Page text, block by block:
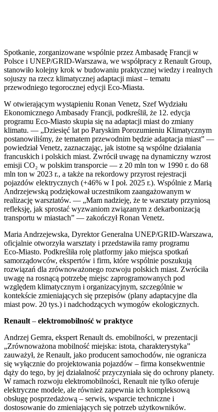
Spotkanie, zorganizowane wspólnie przez Ambasadę Francji w
Polsce i UNEP/GRID-Warszawa, we współpracy z Renault Group,
stanowiło kolejny krok w budowaniu praktycznej wiedzy i realnych
sojuszy na rzecz klimatycznej adaptacji miast – tematu
przewodniego tegorocznej edycji Eco-Miasta.
W otwierającym wystąpieniu Ronan Venetz, Szef Wydziału
Ekonomicznego Ambasady Francji, podkreślił, że 12. edycja
programu Eco‑Miasto skupia się na adaptacji miast do zmiany
klimatu. — „Dziesięć lat po Paryskim Porozumieniu Klimatycznym
postanowiliśmy, że tematem przewodnim będzie adaptacja miast” —
powiedział Venetz, zaznaczając, jak istotne są wspólne działania
francuskich i polskich miast. Zwrócił uwagę na dynamiczny wzrost
emisji CO₂ w polskim transporcie — z 20 mln ton w 1990 r. do 68
mln ton w 2023 r., a także na rekordowy przyrost rejestracji
pojazdów elektrycznych (+46% w I poł. 2025 r.). Wspólnie z Marią
Andrzejewską podziękował uczestnikom zaangażowanym w
realizację warsztatów. — „Mam nadzieję, że te warsztaty przyniosą
refleksję, jak sprostać wyzwaniom związanym z dekarbonizacją
transportu w miastach” — zakończył Ronan Venetz.
Maria Andrzejewska, Dyrektor Generalna UNEP/GRID‑Warszawa,
oficjalnie otworzyła warsztaty i przedstawiła ramy programu
Eco‑Miasto. Podkreśliła rolę platformy jako miejsca spotkań
samorządowców, ekspertów i firm, które wspólnie poszukują
rozwiązań dla zrównoważonego rozwoju polskich miast. Zwróciła
uwagę na rosnącą potrzebę miejsc zaprogramowanych pod
względem klimatycznym i organizacyjnym, szczególnie w
kontekście zmieniających się przepisów (plany adaptacyjne dla
miast pow. 20 tys.) i nadchodzących wymogów ekologicznych.
Renault – elektromobilność w praktyce
Andrzej Gemra, ekspert Renault ds. emobilności, w prezentacji
„Zrównoważona mobilność miejska: istota, charakterystyka”
zauważył, że Renault, jako producent samochodów, nie ogranicza
się wyłącznie do projektowania pojazdów – firma konsekwentnie
dąży do tego, by jej działalność przyczyniała się do ochrony planety.
W ramach rozwoju elektromobilności, Renault nie tylko oferuje
elektryczne modele, ale również zapewnia ich kompleksową
obsługę posprzedażową – serwis, wsparcie techniczne i
dostosowanie do zmieniających się potrzeb użytkowników.